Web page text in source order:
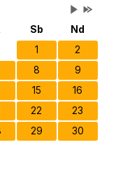
miesiącu
wydarzeń w tym
Sb
Nd
1
2
8
9
15
16
22
23
29
30